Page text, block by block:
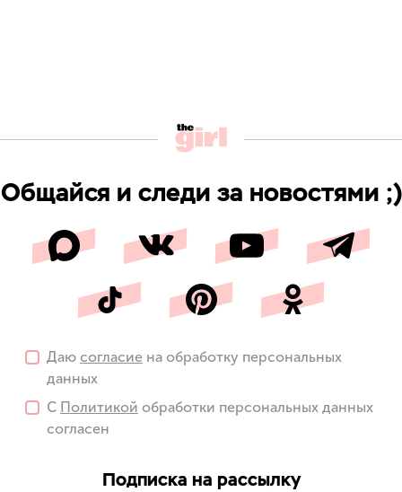
Общайся и следи за новостями ;)
Даю согласие на обработку персональных
данных
С Политикой обработки персональных данных
согласен
Подписка на рассылку